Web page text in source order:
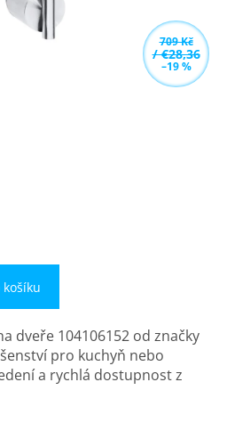
709 Kč
/ €28,36
–19 %
dveře 104106152 od značky
pro kuchyň nebo
a rychlá dostupnost z